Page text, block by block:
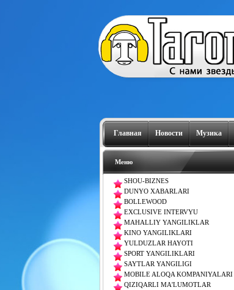
Главная Новости Музика
Меню
SHOU-BIZNES
DUNYO XABARLARI
BOLLEWOOD
EXCLUSIVE INTERVYU
MAHALLIY YANGILIKLAR
KINO YANGILIKLARI
YULDUZLAR HAYOTI
SPORT YANGILIKLARI
SAYTLAR YANGILIGI
MOBILE ALOQA KOMPANIYALARI
QIZIQARLI MA'LUMOTLAR